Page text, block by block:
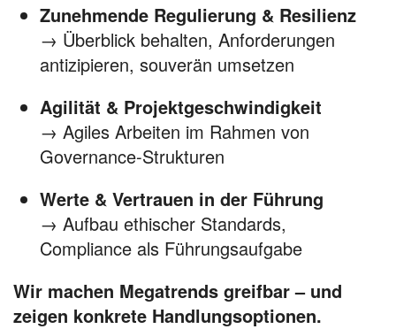
Zunehmende Regulierung & Resilienz
→ Überblick behalten, Anforderungen
antizipieren, souverän umsetzen
Agilität & Projektgeschwindigkeit
→ Agiles Arbeiten im Rahmen von
Governance-Strukturen
Werte & Vertrauen in der Führung
→ Aufbau ethischer Standards,
Compliance als Führungsaufgabe
Wir machen Megatrends greifbar – und
zeigen konkrete Handlungsoptionen.